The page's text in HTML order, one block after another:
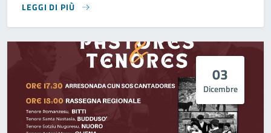
LEGGI DI PIÙ
03
Dicembre